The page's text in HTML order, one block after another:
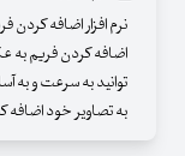
توانید به سرعت و به
به تصاویر خود اضافه